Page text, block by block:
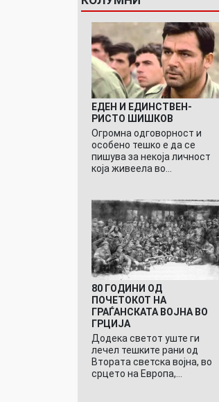
ЕДЕН И ЕДИНСТВЕН-
РИСТО ШИШКОВ
Огромна одговорност и
особено тешко е да се
пишува за некоја личност
која живеела во…
80 ГОДИНИ ОД
ПОЧЕТОКОТ НА
ГРАЃАНСКАТА ВОЈНА ВО
ГРЦИЈА
Додека светот уште ги
лечел тешките рани од
Втората светска војна, во
срцето на Европа,…